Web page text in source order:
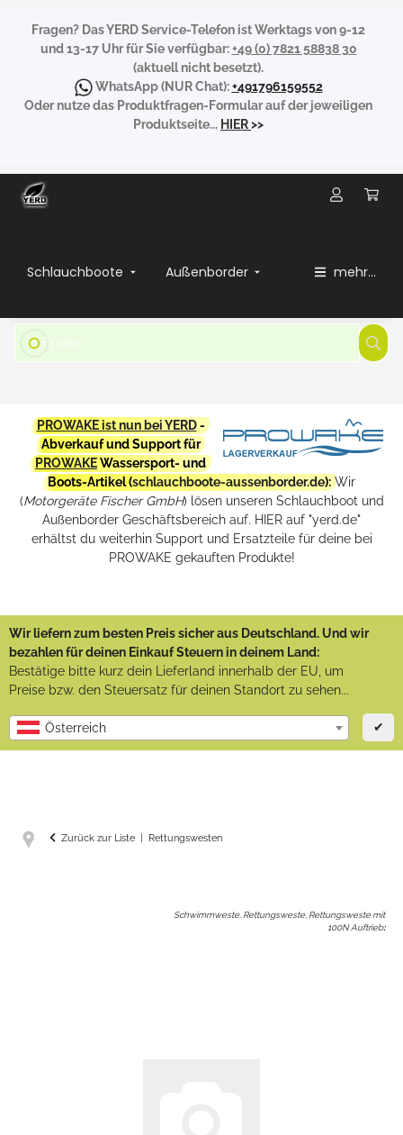
Fragen? Das YERD Service-Telefon ist Werktags von 9-12
und 13-17 Uhr für Sie verfügbar:+49 (0) 7821 58838 30
(aktuell nicht besetzt).
WhatsApp(NUR Chat):+491796159552
Oder nutze das Produktfragen-Formular auf der jeweiligen
Produktseite... HIER>>
Schlauchboote Außenborder mehr...
PROWAKE ist nun bei YERD-
Abverkauf und Support für
PROWAKEWassersport- und
Boots-Artikel (schlauchboote-aussenborder.de): Wir
(Motorgeräte Fischer GmbH) lösen unseren Schlauchboot und
Außenborder Geschäftsbereich auf. HIER auf "yerd.de"
erhältst du weiterhin Support und Ersatzteile für deine bei
PROWAKE gekauften Produkte!
Wir liefern zum besten Preis sicher aus Deutschland. Und wir
bezahlen für deinen Einkauf Steuern in deinem Land:
Bestätige bitte kurz dein Lieferland innerhalb der EU, um
Preise bzw. den Steuersatz für deinen Standort zu sehen...
Österreich ✔
Zurück zur Liste Rettungswesten
Schwimmweste, Rettungsweste, Rettungsweste mit
100N Auftrieb: